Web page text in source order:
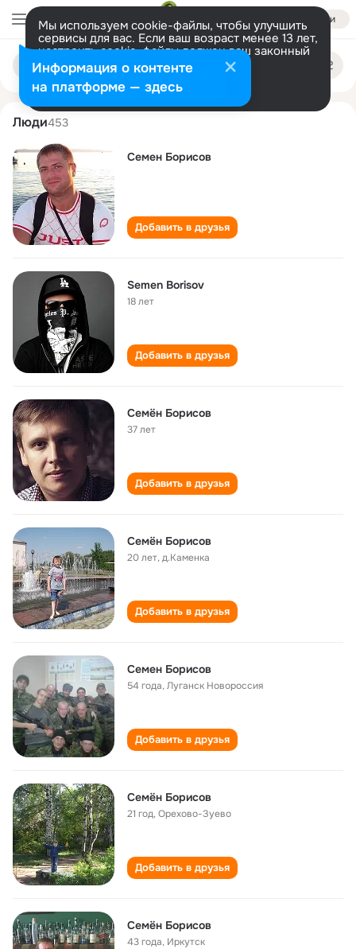
Войти
Мы используем cookie-файлы, чтобы улучшить
сервисы для вас. Если ваш возраст менее 13 лет,
настроить cookie-файлы должен ваш законный
представитель. Больше информации
Разрешить все Настроить
Поиск
людям
semen borisov
Люди453
Семен Борисов
Добавить в друзья
Semen Borisov
18 лет
Добавить в друзья
Семён Борисов
37 лет
Добавить в друзья
Семён Борисов
20 лет,д.Каменка
Добавить в друзья
Семен Борисов
54 года,Луганск Новороссия
Добавить в друзья
Семён Борисов
21 год,Орехово-Зуево
Добавить в друзья
Семён Борисов
43 года, Иркутск
Информация о контенте
на платформе — здесь